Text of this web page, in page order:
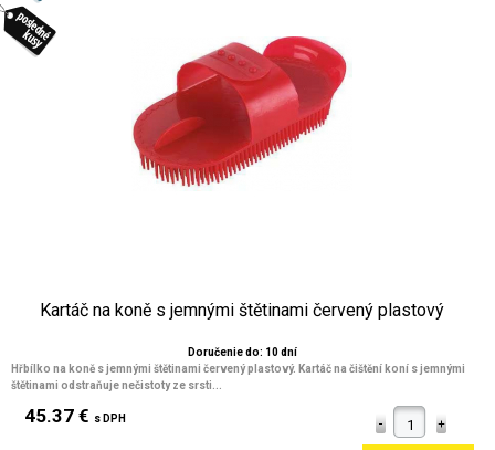
Kartáč na koně s jemnými štětinami červený plastový
Doručenie do: 10 dní
Hřbílko na koně s jemnými štětinami červený plastový. Kartáč na čištění koní s jemnými
štětinami odstraňuje nečistoty ze srsti...
45.37 € s DPH